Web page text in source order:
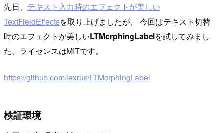
先日、 テキスト入力時のエフェクトが美しい
TextFieldEffectsを取り上げましたが、 今回はテキスト切替
時のエフェクトが美しいLTMorphingLabelを試してみまし
た。ライセンスはMITです。
https://github.com/lexrus/LTMorphingLabel
検証環境